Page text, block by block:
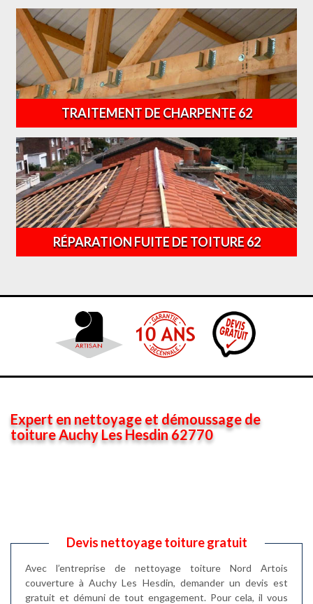
TRAITEMENT DE CHARPENTE 62
RÉPARATION FUITE DE TOITURE 62
Expert en nettoyage et démoussage de
toiture Auchy Les Hesdin 62770
Devis nettoyage toiture gratuit
Avec l’entreprise de nettoyage toiture Nord Artois
couverture à Auchy Les Hesdin, demander un devis est
gratuit et démuni de tout engagement. Pour cela, il vous